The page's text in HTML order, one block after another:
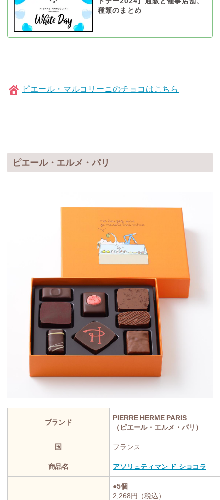
種類のまとめ
ピエール・マルコリーニのチョコはこちら
ピエール・エルメ・パリ
ブランド
PIERRE HERME PARIS
（ピエール・エルメ・パリ）
国 フランス
商品名 アソリュティマン ド ショコラ
●5個
2,268円（税込）